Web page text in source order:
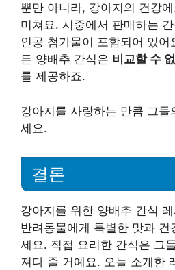
뿐만 아니라, 강아지의 건강
미쳐요. 시중에서 판매하는
인공 첨가물이 포함되어 있
든 양배추 간식은 비교할 수
를 제공하죠.
강아지를 사랑하는 만큼 그들
세요.
결론
강아지를 위한 양배추 간식
반려동물에게 특별한 맛과
세요. 직접 요리한 간식은 그
져다 줄 거예요. 오늘 소개한